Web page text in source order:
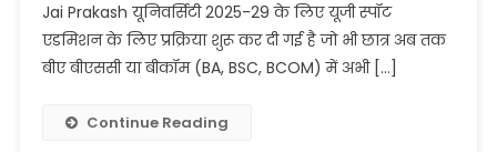
Spot
Admission
2025
Online
Jai Prakash यूनिवर्सिटी 2025-29 के लिए यूजी स्पॉट
एडमिशन के लिए प्रक्रिया शुरू कर दी गई है जो भी छात्र अब तक
बीए बीएससी या बीकॉम (BA, BSC, BCOM) में अभी […]
Continue Reading